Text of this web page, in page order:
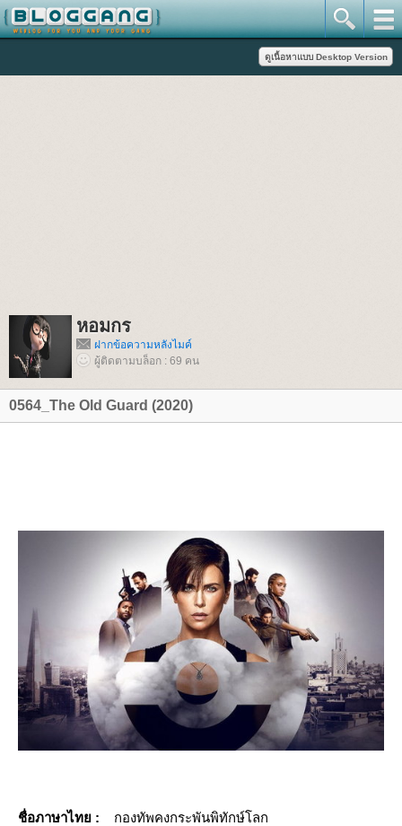
หอมกร
ฝากข้อความหลังไมค์
ผู้ติดตามบล็อก : 69 คน
0564_The Old Guard (2020)
ชื่อภาษาไทย :
กองทัพคงกระพันพิทักษ์โลก